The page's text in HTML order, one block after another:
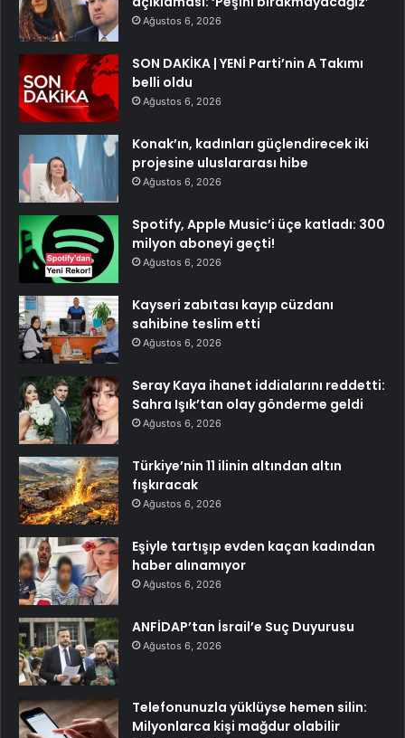
Ağustos 6, 2026
SON DAKİKA | YENİ Parti’nin A Takımı
belli oldu
Ağustos 6, 2026
Konak’ın, kadınları güçlendirecek iki
projesine uluslararası hibe
Ağustos 6, 2026
Spotify, Apple Music’i üçe katladı: 300
milyon aboneyi geçti!
Ağustos 6, 2026
Kayseri zabıtası kayıp cüzdanı
sahibine teslim etti
Ağustos 6, 2026
Seray Kaya ihanet iddialarını reddetti:
Sahra Işık’tan olay gönderme geldi
Ağustos 6, 2026
Türkiye’nin 11 ilinin altından altın
fışkıracak
Ağustos 6, 2026
Eşiyle tartışıp evden kaçan kadından
haber alınamıyor
Ağustos 6, 2026
ANFİDAP’tan İsrail’e Suç Duyurusu
Ağustos 6, 2026
Telefonunuzla yüklüyse hemen silin:
Milyonlarca kişi mağdur olabilir